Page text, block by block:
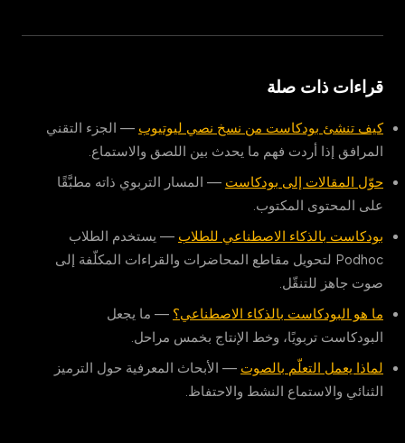
قراءات ذات صلة
كيف تنشئ بودكاست من نسخ نصي ليوتيوب — الجزء التقني
المرافق إذا أردت فهم ما يحدث بين اللصق والاستماع.
حوّل المقالات إلى بودكاست — المسار التربوي ذاته مطبَّقًا
على المحتوى المكتوب.
بودكاست بالذكاء الاصطناعي للطلاب — يستخدم الطلاب
Podhoc لتحويل مقاطع المحاضرات والقراءات المكلّفة إلى
صوت جاهز للتنقّل.
ما هو البودكاست بالذكاء الاصطناعي؟ — ما يجعل
البودكاست تربويًا، وخط الإنتاج بخمس مراحل.
لماذا يعمل التعلّم بالصوت — الأبحاث المعرفية حول الترميز
الثنائي والاستماع النشط والاحتفاظ.